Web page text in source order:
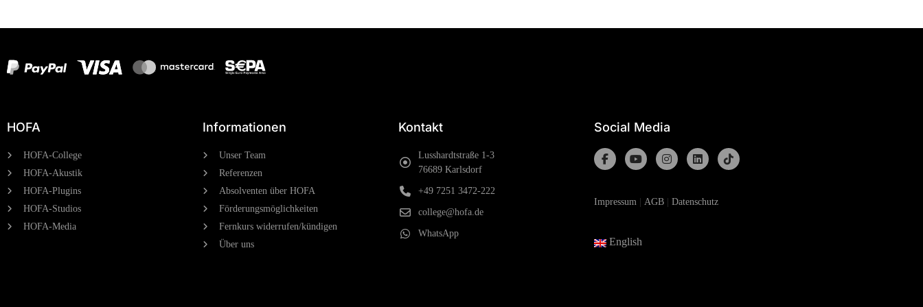
HOFA
HOFA-College
HOFA-Akustik
HOFA-Plugins
HOFA-Studios
HOFA-Media
Informationen
Unser Team
Referenzen
Absolventen über HOFA
Förderungsmöglichkeiten
Fernkurs widerrufen/kündigen
Über uns
Kontakt
Lusshardtstraße 1-3
76689 Karlsdorf
+49 7251 3472-222
college@hofa.de
WhatsApp
Social Media
Impressum AGB Datenschutz
English